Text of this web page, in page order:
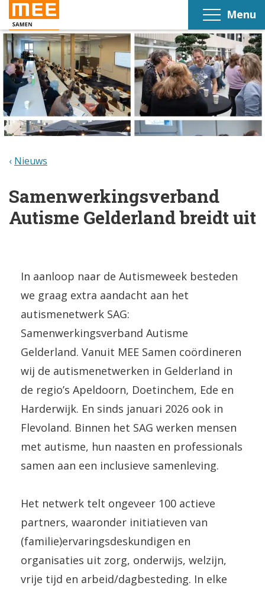
Menu
Nieuws
Samenwerkingsverband
Autisme Gelderland breidt uit
In aanloop naar de Autismeweek besteden
we graag extra aandacht aan het
autismenetwerk SAG:
Samenwerkingsverband Autisme
Gelderland. Vanuit MEE Samen coördineren
wij de autismenetwerken in Gelderland in
de regio’s Apeldoorn, Doetinchem, Ede en
Harderwijk. En sinds januari 2026 ook in
Flevoland. Binnen het SAG werken mensen
met autisme, hun naasten en professionals
samen aan een inclusieve samenleving.
Het netwerk telt ongeveer 100 actieve
partners, waaronder initiatieven van
(familie)ervaringsdeskundigen en
organisaties uit zorg, onderwijs, welzijn,
vrije tijd en arbeid/dagbesteding. In elke